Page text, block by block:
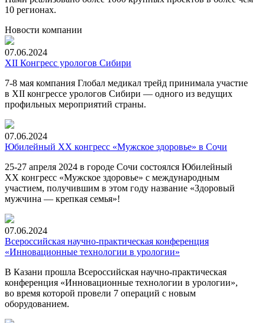
10 регионах.
Новости компании
07.06.2024
XII Конгресс урологов Сибири
7-8 мая компания Глобал медикал трейд принимала участие
в XII конгрессе урологов Сибири — одного из ведущих
профильных мероприятий страны.
07.06.2024
Юбилейный XX конгресс «Мужское здоровье» в Сочи
25-27 апреля 2024 в городе Сочи состоялся Юбилейный
XX конгресс «Мужское здоровье» с международным
участием, получившим в этом году название «Здоровый
мужчина — крепкая семья»!
07.06.2024
Всероссийская научно-практическая конференция
«Инновационные технологии в урологии»
В Казани прошла Всероссийская научно-практическая
конференция «Инновационные технологии в урологии»,
во время которой провели 7 операций с новым
оборудованием.